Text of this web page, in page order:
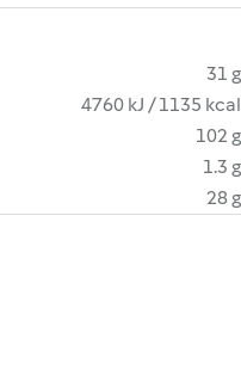
31 g
4760 kJ / 1135 kcal
102 g
1.3 g
28 g